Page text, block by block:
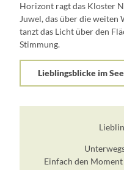
Horizont ragt das Kloster
Juwel, das über die weiten
tanzt das Licht über den
Stimmung.
Lieblingsblicke im
Einfach den